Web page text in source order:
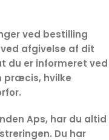
ved bestilling
afgivelse af dit
du er informeret ved
præcis, hvilke
Aps, har du altid
Du har